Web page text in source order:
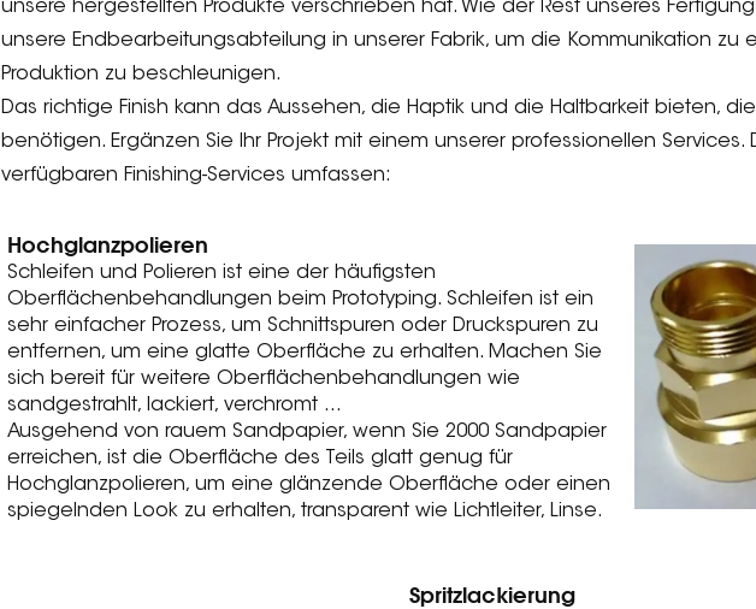
unsere hergestellten Produkte verschrieben hat. Wie der Rest unseres
unsere Endbearbeitungsabteilung in unserer Fabrik, um die Kommunikation zu
Produktion zu beschleunigen.
Das richtige Finish kann das Aussehen, die Haptik und die Haltbarkeit bieten,
benötigen. Ergänzen Sie Ihr Projekt mit einem unserer professionellen Services.
verfügbaren Finishing-Services umfassen:
Hochglanzpolieren
Schleifen und Polieren ist eine der häufigsten
Oberflächenbehandlungen beim Prototyping. Schleifen ist ein
sehr einfacher Prozess, um Schnittspuren oder Druckspuren zu
entfernen, um eine glatte Oberfläche zu erhalten. Machen Sie
sich bereit für weitere Oberflächenbehandlungen wie
sandgestrahlt, lackiert, verchromt …
Ausgehend von rauem Sandpapier, wenn Sie 2000 Sandpapier
erreichen, ist die Oberfläche des Teils glatt genug für
Hochglanzpolieren, um eine glänzende Oberfläche oder einen
spiegelnden Look zu erhalten, transparent wie Lichtleiter, Linse.
Spritzlackierung